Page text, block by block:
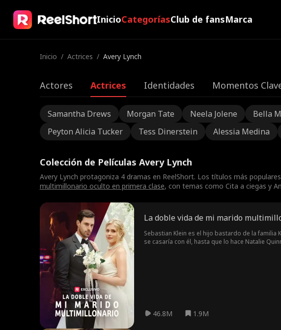
InicioCategoríasClub de fansMarca
Inicio / Actrices / Avery Lynch
Actores Actrices Identidades Momentos
Samantha Drews Morgan Tate Neela Jolene Bella
Peyton Alicia Tucker
Tess Dinerstein Alessia Medina
Colección de Películas Avery Lynch
Avery Lynch protagoniza 4 dramas en ReelShort. Los títulos más
multimillonario oculto en primera clase, con temas como Cita a ciegas y
La doble vida de mi marido
Sebastian Klein es el hijo bastardo de la
se casaría con él, hasta que lo hace Natalie
46.8M 1.9M